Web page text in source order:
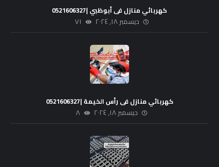
كهربائي منازل فى أبوظبي |0521606327
ديسمبر ١٨, ٢٠٢٤ ٧١
كهربائي منازل فى رأس الخيمة |0521606327
ديسمبر ١٨, ٢٠٢٤ ٨